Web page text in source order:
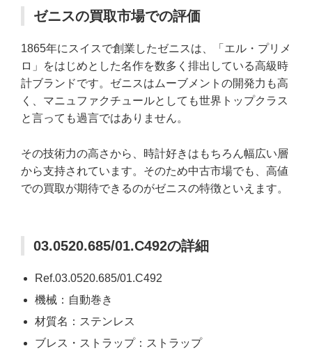
ゼニスの買取市場での評価
1865年にスイスで創業したゼニスは、「エル・プリメ
ロ」をはじめとした名作を数多く排出している高級時
計ブランドです。ゼニスはムーブメントの開発力も高
く、マニュファクチュールとしても世界トップクラス
と言っても過言ではありません。
その技術力の高さから、時計好きはもちろん幅広い層
から支持されています。そのため中古市場でも、高値
での買取が期待できるのがゼニスの特徴といえます。
03.0520.685/01.C492の詳細
Ref.03.0520.685/01.C492
機械：自動巻き
材質名：ステンレス
ブレス・ストラップ：ストラップ